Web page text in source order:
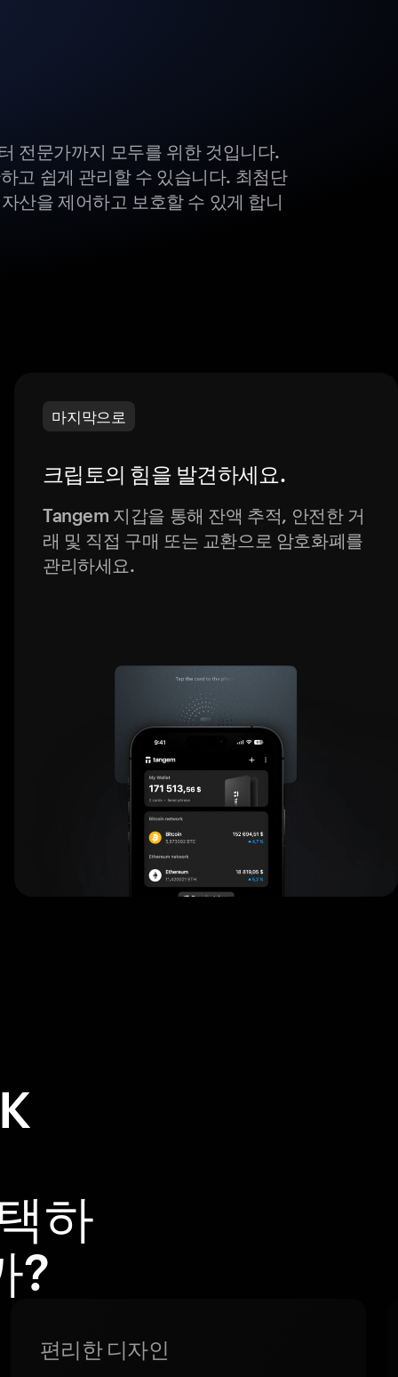
전문가까지 모두를 위한 것입니다.
고 쉽게 관리할 수 있습니다. 최첨단
산을 제어하고 보호할 수 있게 합니
마지막으로
크립토의 힘을 발견하세요.
Tangem 지갑을 통해 잔액 추적, 안전한 거
래 및 직접 구매 또는 교환으로 암호화폐를
관리하세요.
하
?
편리한 디자인